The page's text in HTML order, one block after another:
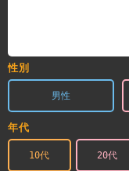
性別
男性
年代
10代 20代